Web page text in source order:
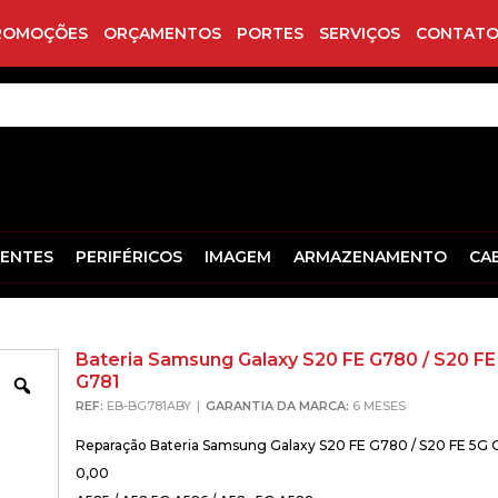
ORÇAMENTOS PORTES SERVIÇOS
PERIFÉRICOS IMAGEM ARMAZENAMENTO
Zoom
Bateria Samsung Galaxy S20 FE G780 / S20 FE
G781
REF: EB-BG781ABY GARANTIA DA MARCA: 6 MESES
Reparação Bateria Samsung Galaxy S20 FE G780 / S20 FE 5G
0,00